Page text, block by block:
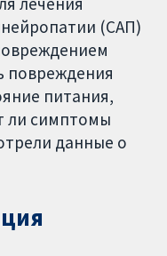
(САП)
повреждения
питания,
ли симптомы
данные о